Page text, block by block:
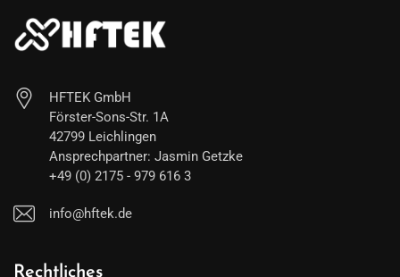
HFTEK GmbH
Förster-Sons-Str. 1A
42799 Leichlingen
Ansprechpartner: Jasmin Getzke
+49 (0) 2175 - 979 616 3
info@hftek.de
Rechtliches